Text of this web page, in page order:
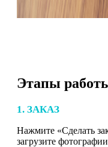
Этапы
1. ЗАКАЗ
Нажмите «Сделать
загрузите